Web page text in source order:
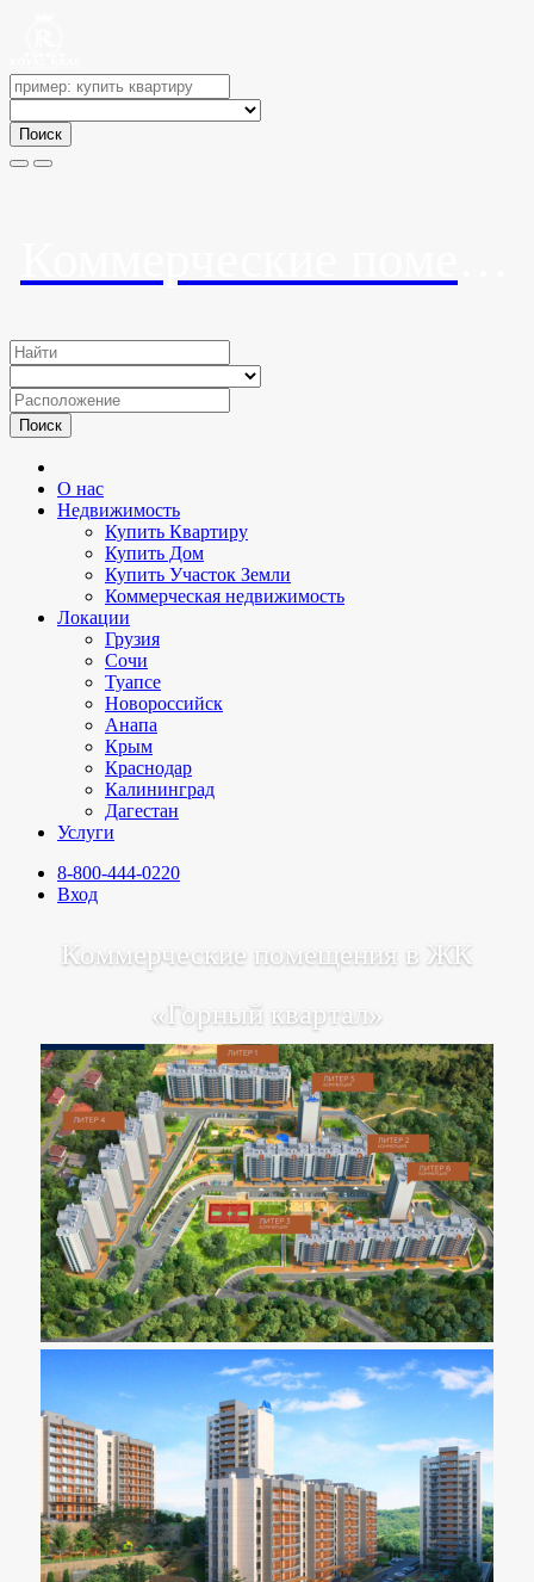
Поиск
Поиск
О нас
Недвижимость
Купить Квартиру
Купить Дом
Купить Участок Земли
Коммерческая недвижимость
Локации
Грузия
Сочи
Туапсе
Новороссийск
Анапа
Крым
Краснодар
Калининград
Дагестан
Услуги
8-800-444-0220
Вход
Коммерческие помещения в ЖК
«Горный квартал»